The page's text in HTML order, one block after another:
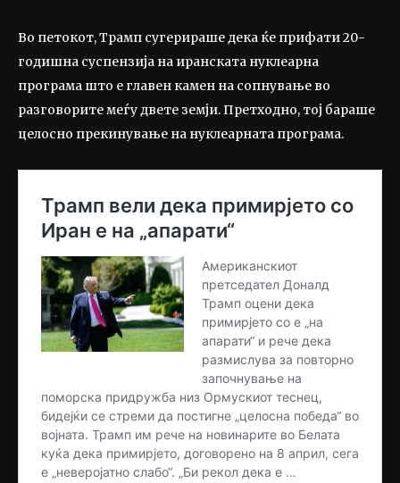
Во петокот, Трамп сугерираше дека ќе прифати 20-
годишна суспензија на иранската нуклеарна
програма што е главен камен на сопнување во
разговорите меѓу двете земји. Претходно, тој бараше
целосно прекинување на нуклеарната програма.